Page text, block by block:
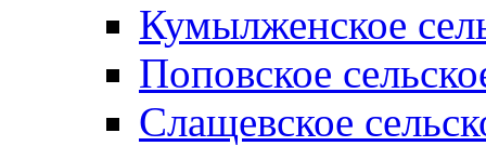
Кумылженское
Поповское
Слащевское